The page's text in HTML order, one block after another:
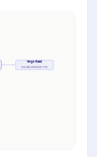
Hoge Raad
ECLI:NL:HR:2024:1135